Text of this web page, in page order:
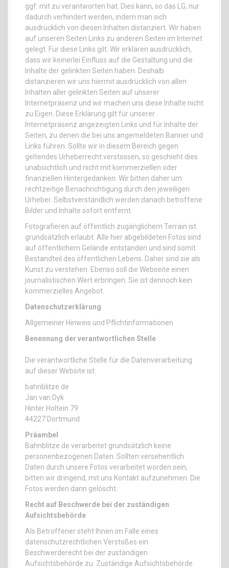
ggf. mit zu verantworten hat. Dies kann, so das LG, nur
dadurch verhindert werden, indem man sich
ausdrücklich von diesen Inhalten distanziert. Wir haben
auf unseren Seiten Links zu anderen Seiten im Internet
gelegt. Für diese Links gilt: Wir erklären ausdrücklich,
dass wir keinerlei Einfluss auf die Gestaltung und die
Inhalte der gelinkten Seiten haben. Deshalb
distanzieren wir uns hiermit ausdrücklich von allen
Inhalten aller gelinkten Seiten auf unserer
Internetpräsenz und wir machen uns diese Inhalte nicht
zu Eigen. Diese Erklärung gilt für unserer
Internetpräsenz angezeigten Links und für Inhalte der
Seiten, zu denen die bei uns angemeldeten Banner und
Links führen. Sollte wir in diesem Bereich gegen
geltendes Urheberrecht verstossen, so geschieht dies
unabsichtlich und nicht mit kommerziellen oder
finanziellen Hintergedanken. Wir bitten daher um
rechtzeitige Benachrichtigung durch den jeweiligen
Urheber. Selbstverständlich werden danach betroffene
Bilder und Inhalte sofort entfernt.
Fotografieren auf öffentlich zugänglichem Terrain ist
grundsätzlich erlaubt. Alle hier abgebildeten Fotos sind
auf öffentlichem Gelände entstanden und sind somit
Bestandteil des öffentlichen Lebens. Daher sind sie als
Kunst zu verstehen. Ebenso soll die Webseite einen
journalistischen Wert erbringen. Sie ist dennoch kein
kommerzielles Angebot.
Datenschutzerklärung
Allgemeiner Hinweis und Pflichtinformationen
Benennung der verantwortlichen Stelle
Die verantwortliche Stelle für die Datenverarbeitung
auf dieser Website ist:
bahnblitze.de
Jan van Dyk
Hinter Holtein 79
44227 Dortmund
Präambel
Bahnblitze.de verarbeitet grundsätzlich keine
personenbezogenen Daten. Sollten versehentlich
Daten durch unsere Fotos verarbeitet worden sein,
bitten wir dringend, mit uns Kontakt aufzunehmen. Die
Fotos werden dann gelöscht.
Recht auf Beschwerde bei der zuständigen
Aufsichtsbehörde
Als Betroffener steht Ihnen im Falle eines
datenschutzrechtlichen Verstoßes ein
Beschwerderecht bei der zuständigen
Aufsichtsbehörde zu. Zuständige Aufsichtsbehörde